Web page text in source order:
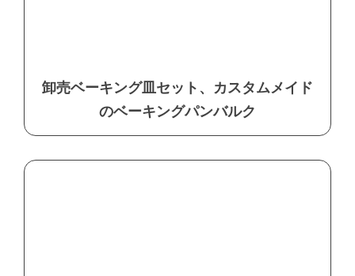
卸売ベーキング皿セット、カスタムメイド
のベーキングパンバルク